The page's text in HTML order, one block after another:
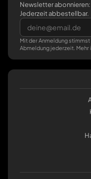
Newsletter
Jederzeit abbestellbar.
Mit der Anmeldung
Abmeldung jederzeit. Mehr